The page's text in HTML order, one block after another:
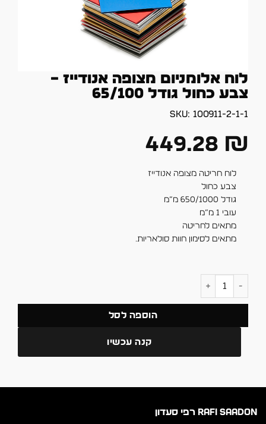
לוח אלומניום מצופה אנודייז –
צבע כחול גודל 65/100
SKU: 100911-2-1-1
449.28 ₪
לוח חריטה מצופה אנודייז
צבע כחול
גודל 650/1000 מ”מ
עובי 1 מ”מ
מתאים לחריטה
מתאים לסימון חוות סולאריות.
כמות של לוח אלומניום מצופה אנודייז - צבע כחול גודל 65/100
הוספה לסל
קנה עכשיו
RAFI SAADON רפי סעדון